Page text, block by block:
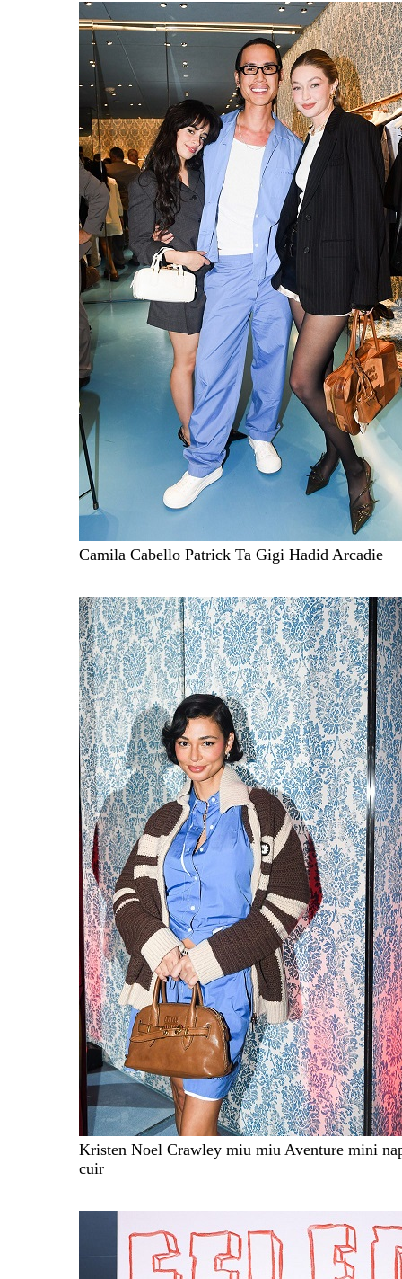
Camila Cabello Patrick Ta Gigi Hadid Arcadie
Kristen Noel Crawley miu miu Aventure mini
cuir